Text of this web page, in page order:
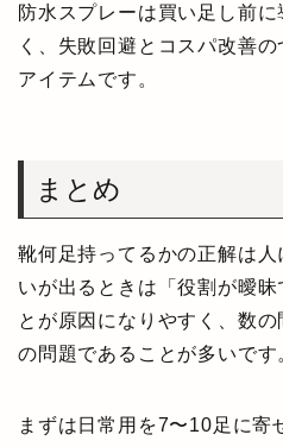
防水スプレーは買い足し前
く、失敗回避とコスパ改善
アイテムです。
まとめ
靴何足持ってるかの正解は
いが出るときは「役割が曖昧
とが原因になりやすく、数
の問題であることが多いです
まずは日常用を7〜10足に寄